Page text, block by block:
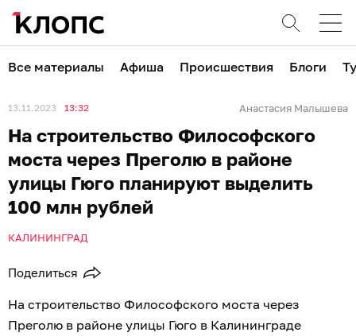
Все материалы Афиша Происшествия Блоги
13.11.2023 13:32 Анастасия Малышева
На строительство Философского
моста через Преголю в районе
улицы Гюго планируют выделить
100 млн рублей
КАЛИНИНГРАД
Поделиться
На строительство Философского моста через
Преголю в районе улицы Гюго в Калининграде